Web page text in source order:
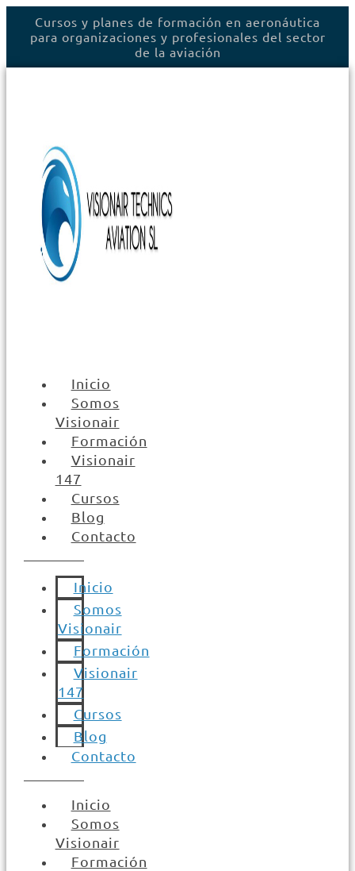
Cursos y planes de formación en aeronáutica
para organizaciones y profesionales del sector
de la aviación
Inicio
Somos
Visionair
Formación
Visionair
147
Cursos
Blog
Contacto
Inicio
Somos
Visionair
Formación
Visionair
147
Cursos
Blog
Contacto
Inicio
Somos
Visionair
Formación